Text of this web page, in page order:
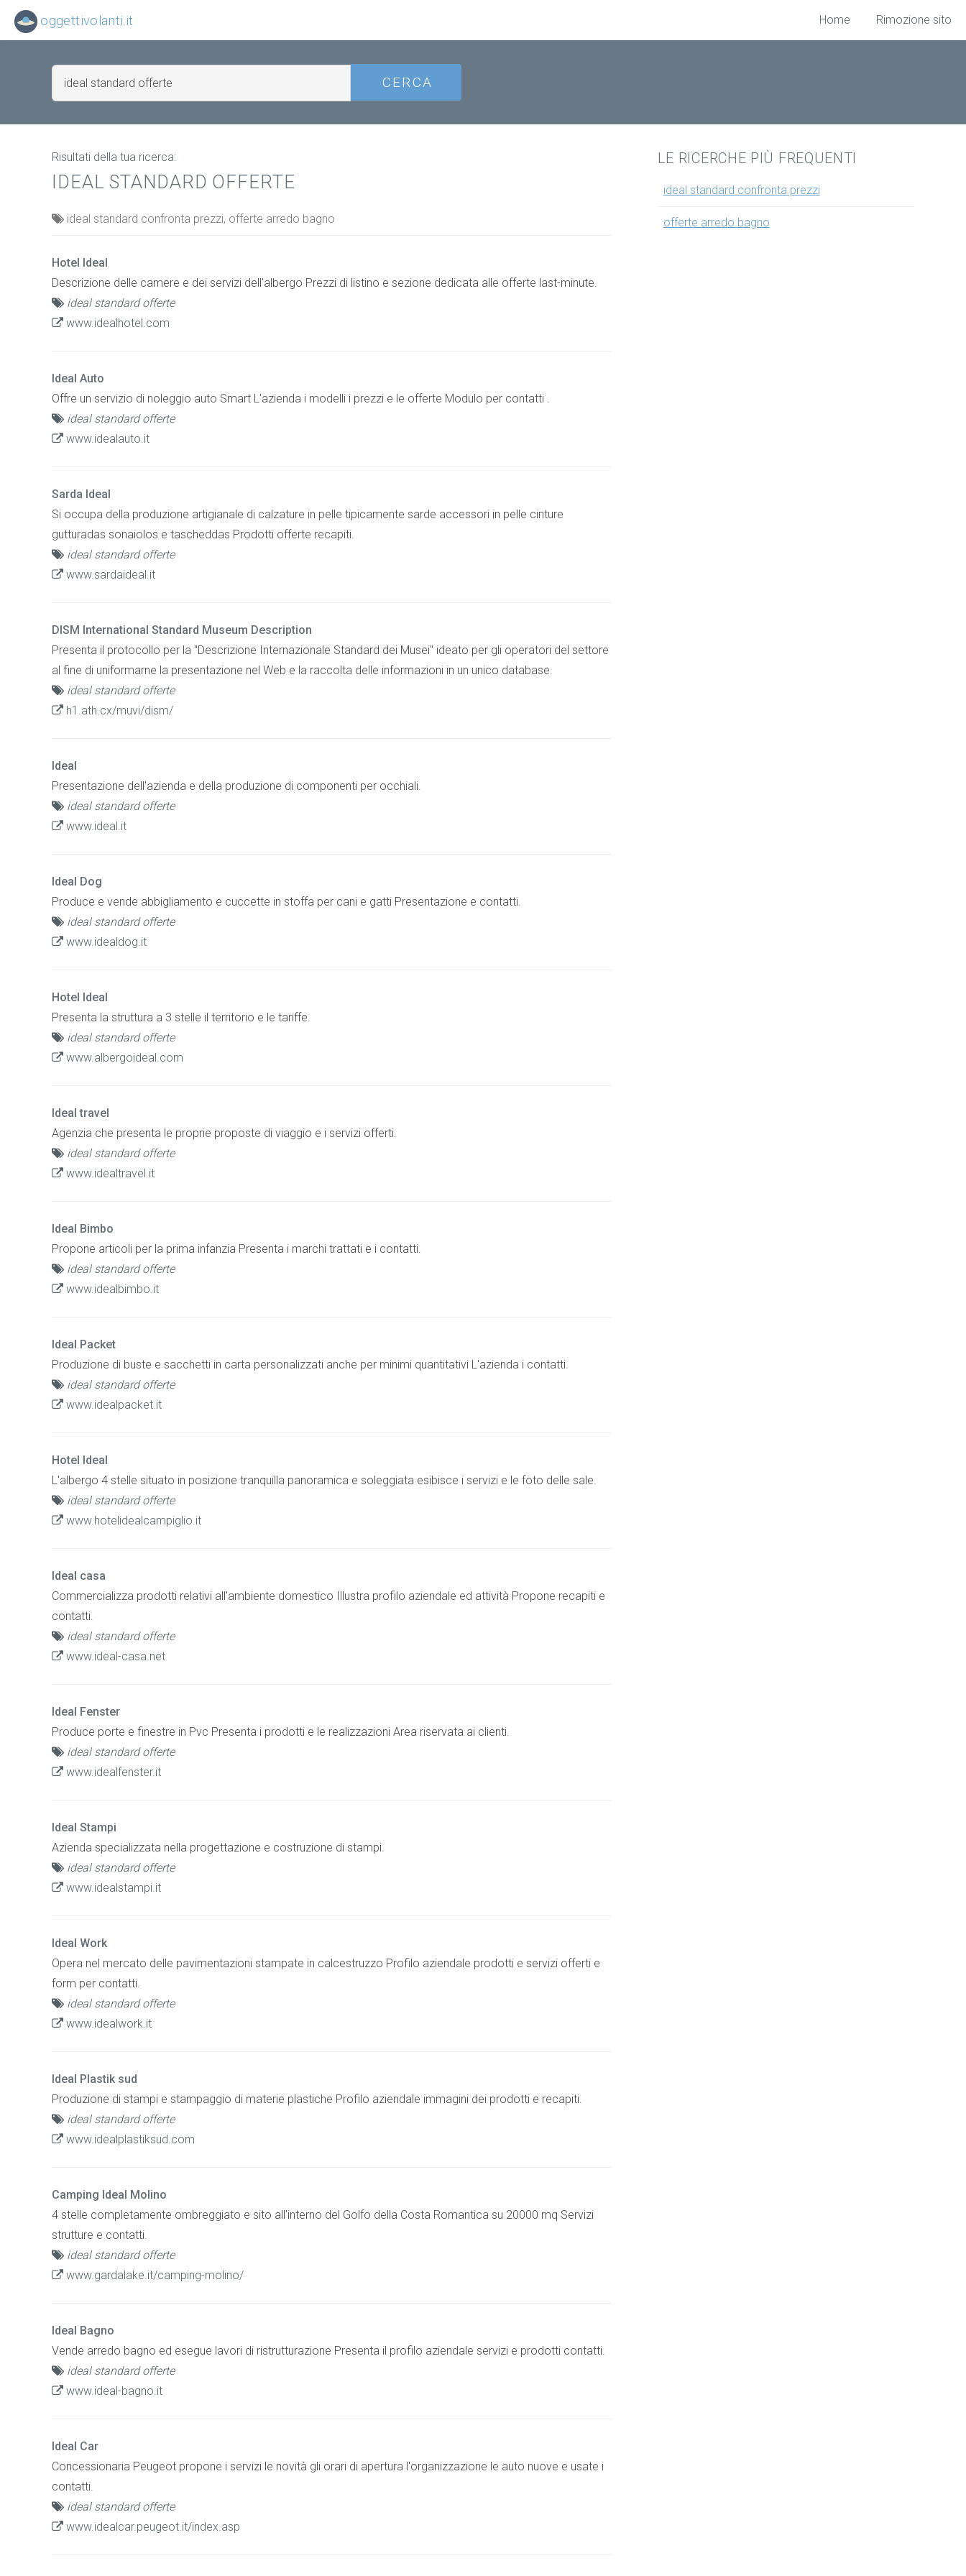
Risultati della tua ricerca:
IDEAL STANDARD OFFERTE
ideal standard confronta prezzi, offerte arredo bagno
Hotel Ideal
Descrizione delle camere e dei servizi dell'albergo Prezzi di listino e sezione dedicata alle offerte last-minute.
ideal standard offerte
www.idealhotel.com
Ideal Auto
Offre un servizio di noleggio auto Smart L'azienda i modelli i prezzi e le offerte Modulo per contatti .
ideal standard offerte
www.idealauto.it
Sarda Ideal
Si occupa della produzione artigianale di calzature in pelle tipicamente sarde accessori in pelle cinture
gutturadas sonaiolos e tascheddas Prodotti offerte recapiti.
ideal standard offerte
www.sardaideal.it
DISM International Standard Museum Description
Presenta il protocollo per la ''Descrizione Internazionale Standard dei Musei'' ideato per gli operatori del settore
al fine di uniformarne la presentazione nel Web e la raccolta delle informazioni in un unico database.
ideal standard offerte
h1.ath.cx/muvi/dism/
Ideal
Presentazione dell'azienda e della produzione di componenti per occhiali.
ideal standard offerte
www.ideal.it
Ideal Dog
Produce e vende abbigliamento e cuccette in stoffa per cani e gatti Presentazione e contatti.
ideal standard offerte
www.idealdog.it
Hotel Ideal
Presenta la struttura a 3 stelle il territorio e le tariffe.
ideal standard offerte
www.albergoideal.com
Ideal travel
Agenzia che presenta le proprie proposte di viaggio e i servizi offerti.
ideal standard offerte
www.idealtravel.it
Ideal Bimbo
Propone articoli per la prima infanzia Presenta i marchi trattati e i contatti.
ideal standard offerte
www.idealbimbo.it
Ideal Packet
Produzione di buste e sacchetti in carta personalizzati anche per minimi quantitativi L'azienda i contatti.
ideal standard offerte
www.idealpacket.it
Hotel Ideal
L'albergo 4 stelle situato in posizione tranquilla panoramica e soleggiata esibisce i servizi e le foto delle sale.
ideal standard offerte
www.hotelidealcampiglio.it
Ideal casa
Commercializza prodotti relativi all'ambiente domestico Illustra profilo aziendale ed attività Propone recapiti e
contatti.
ideal standard offerte
www.ideal-casa.net
Ideal Fenster
Produce porte e finestre in Pvc Presenta i prodotti e le realizzazioni Area riservata ai clienti.
ideal standard offerte
www.idealfenster.it
Ideal Stampi
Azienda specializzata nella progettazione e costruzione di stampi.
ideal standard offerte
www.idealstampi.it
Ideal Work
Opera nel mercato delle pavimentazioni stampate in calcestruzzo Profilo aziendale prodotti e servizi offerti e
form per contatti.
ideal standard offerte
www.idealwork.it
Ideal Plastik sud
Produzione di stampi e stampaggio di materie plastiche Profilo aziendale immagini dei prodotti e recapiti.
ideal standard offerte
www.idealplastiksud.com
Camping Ideal Molino
4 stelle completamente ombreggiato e sito all'interno del Golfo della Costa Romantica su 20000 mq Servizi
strutture e contatti.
ideal standard offerte
www.gardalake.it/camping-molino/
Ideal Bagno
Vende arredo bagno ed esegue lavori di ristrutturazione Presenta il profilo aziendale servizi e prodotti contatti.
ideal standard offerte
www.ideal-bagno.it
Ideal Car
Concessionaria Peugeot propone i servizi le novità gli orari di apertura l'organizzazione le auto nuove e usate i
contatti.
ideal standard offerte
www.idealcar.peugeot.it/index.asp
LE RICERCHE PIÙ FREQUENTI
ideal standard confronta prezzi
offerte arredo bagno
oggettivolanti.it Home Rimozione sito